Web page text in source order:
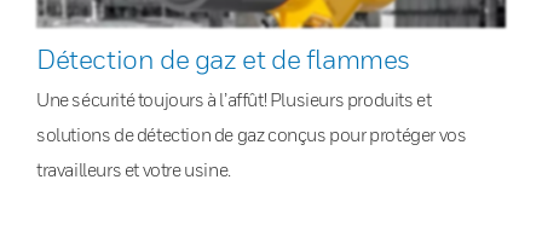
Détection de gaz et de flammes
Une sécurité toujours à l’affût! Plusieurs produits et
solutions de détection de gaz conçus pour protéger vos
travailleurs et votre usine.